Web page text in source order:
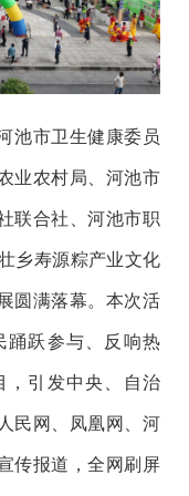
池市卫生健康委员
业农村局、河池市
联合社、河池市职
乡寿源粽产业文化
圆满落幕。本次活
踊跃参与、反响热
，引发中央、自治
民网、凤凰网、河
传报道，全网刷屏